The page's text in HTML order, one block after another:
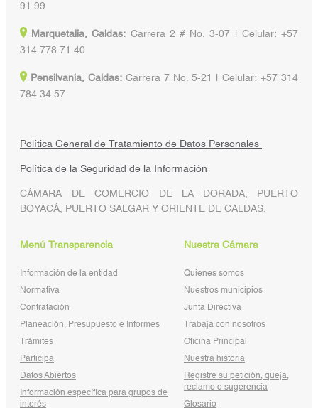
91 99
Marquetalia, Caldas: Carrera 2 # No. 3-07 | Celular: +57
314 778 71 40
Pensilvania, Caldas:Carrera 7 No. 5-21 | Celular: +57 314
784 34 57
Política General de Tratamiento de Datos Personales
Política de la Seguridad de la Información
CÁMARA DE COMERCIO DE LA DORADA, PUERTO
BOYACÁ, PUERTO SALGAR Y ORIENTE DE CALDAS.
Menú Transparencia
Información de la entidad
Normativa
Contratación
Planeación, Presupuesto e Informes
Trámites
Participa
Datos Abiertos
Información específica para grupos de
interés
Nuestra Cámara
Quienes somos
Nuestros municipios
Junta Directiva
Trabaja con nosotros
Oficina Principal
Nuestra historia
Registre su petición, queja,
reclamo o sugerencia
Glosario